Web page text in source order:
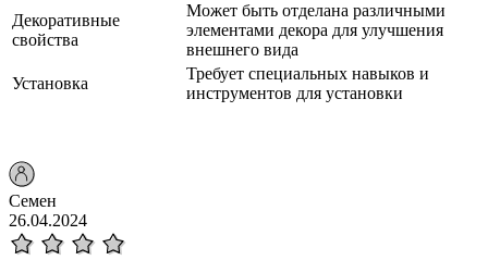
Декоративные
свойства
Может быть отделана различными
элементами декора для улучшения
внешнего вида
Установка
Требует специальных навыков и
инструментов для установки
Семен
26.04.2024